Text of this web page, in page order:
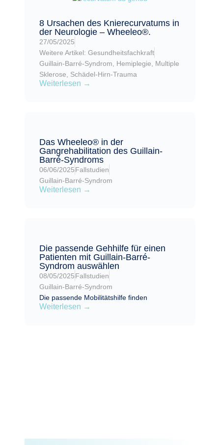
8 Ursachen des Knierecurvatums in
der Neurologie – Wheeleo®.
27/05/2025
Weitere Artikel: Gesundheitsfachkraft
Guillain-Barré-Syndrom, Hemiplegie, Multiple
Sklerose, Schädel-Hirn-Trauma
Weiterlesen →
Das Wheeleo® in der
Gangrehabilitation des Guillain-
Barré-Syndroms
06/06/2025Fallstudien
Guillain-Barré-Syndrom
Weiterlesen →
Die passende Gehhilfe für einen
Patienten mit Guillain-Barré-
Syndrom auswählen
08/05/2025Fallstudien
Guillain-Barré-Syndrom
Die passende Mobilitätshilfe finden
Weiterlesen →